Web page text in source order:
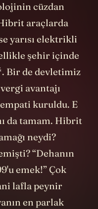
cüzdan
araçlarda
yarısı elektrikli
şehir içinde
. Bir de devletimiz
avantajı
kuruldu. E
da tamam. Hibrit
neydi?
“Dehanın
emek!” Çok
lafla peynir
en parlak